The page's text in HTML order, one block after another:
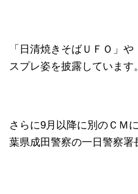
「日清焼きそばＵＦＯ」
スプレ姿を披露しています。
さらに9月以降に別のＣＭ
葉県成田警察の一日警察署